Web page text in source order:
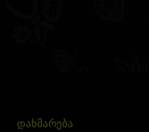
ᲓᲐᲮᲛᲐᲠᲔᲑᲐ